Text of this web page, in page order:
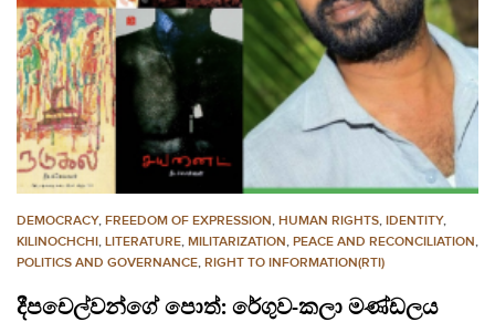
DEMOCRACY, FREEDOM OF EXPRESSION, HUMAN RIGHTS, IDENTITY,
KILINOCHCHI, LITERATURE, MILITARIZATION, PEACE AND RECONCILIATION,
POLITICS AND GOVERNANCE, RIGHT TO INFORMATION(RTI)
දීපචෙල්වන්ගේ පොත්: රේගුව-කලා මණ්ඩලය